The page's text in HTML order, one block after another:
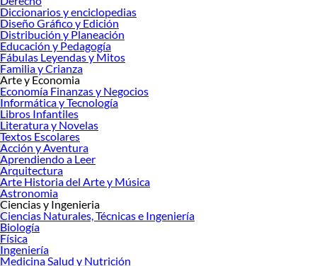
Diccionarios y enciclopedias
Diseño Gráfico y Edición
Distribución y Planeación
Educación y Pedagogía
Fábulas Leyendas y Mitos
Familia y Crianza
Arte y Economia
Economía Finanzas y Negocios
Informática y Tecnología
Libros Infantiles
Literatura y Novelas
Textos Escolares
Acción y Aventura
Aprendiendo a Leer
Arquitectura
Arte Historia del Arte y Música
Astronomia
Ciencias y Ingenieria
Ciencias Naturales, Técnicas e Ingeniería
Biología
Física
Ingeniería
Medicina Salud y Nutrición